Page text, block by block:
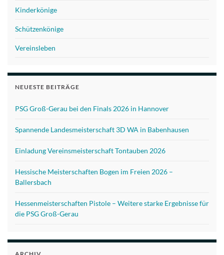
Kinderkönige
Schützenkönige
Vereinsleben
NEUESTE BEITRÄGE
PSG Groß-Gerau bei den Finals 2026 in Hannover
Spannende Landesmeisterschaft 3D WA in Babenhausen
Einladung Vereinsmeisterschaft Tontauben 2026
Hessische Meisterschaften Bogen im Freien 2026 –
Ballersbach
Hessenmeisterschaften Pistole – Weitere starke Ergebnisse für
die PSG Groß-Gerau